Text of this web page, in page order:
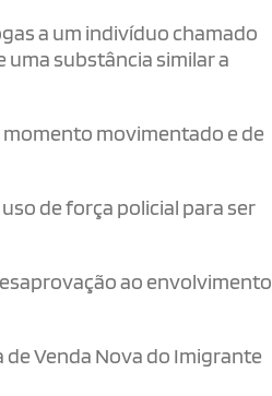
a um indivíduo chamado
uma substância similar a
movimentado e de
de força policial para ser
ao envolvimento
de Venda Nova do Imigrante